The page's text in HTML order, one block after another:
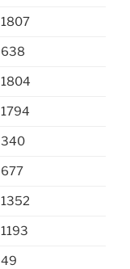
1807
638
1804
1794
340
677
1352
1193
49